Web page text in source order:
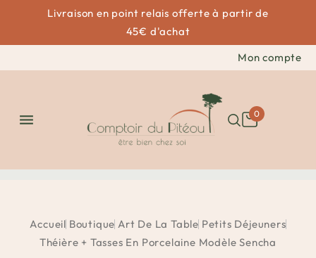
Livraison en point relais offerte à partir de
45€ d'achat
Mon compte
 0
Accueil Boutique Art De La Table Petits Déjeuners
Théière + Tasses En Porcelaine Modèle Sencha